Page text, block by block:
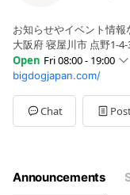
お知らせやイベント情
大阪府 寝屋川市 点野1-4-
Open Fri 08:00 - 19:00
Sun08:00 - 19:00
Mon08:00 - 19:00
Tue08:00 - 19:00
Wed08:00 - 19:00
bigdogjapan.com/
Chat
Announcements